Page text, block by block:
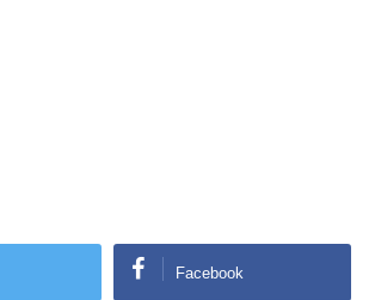
Facebook